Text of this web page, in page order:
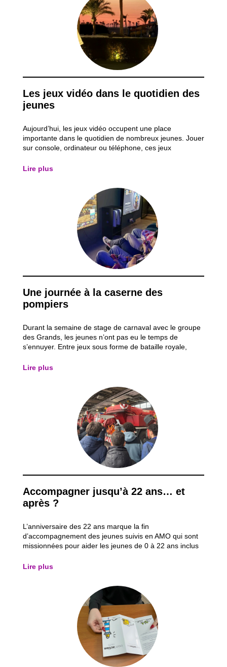
Les jeux vidéo dans le quotidien des
jeunes
Aujourd’hui, les jeux vidéo occupent une place
importante dans le quotidien de nombreux jeunes. Jouer
sur console, ordinateur ou téléphone, ces jeux
l’école, mais aussi une manière de partager des
Lire plus
Une journée à la caserne des
pompiers
Durant la semaine de stage de carnaval avec le groupe
des Grands, les jeunes n’ont pas eu le temps de
s’ennuyer. Entre jeux sous forme de bataille royale,
journée de prévention incendie à la caserne des
Lire plus
Accompagner jusqu’à 22 ans… et
après ?
L’anniversaire des 22 ans marque la fin
d’accompagnement des jeunes suivis en AMO qui sont
missionnées pour aider les jeunes de 0 à 22 ans inclus
véritable injonction, puisque les jeunes sont contraints
Lire plus